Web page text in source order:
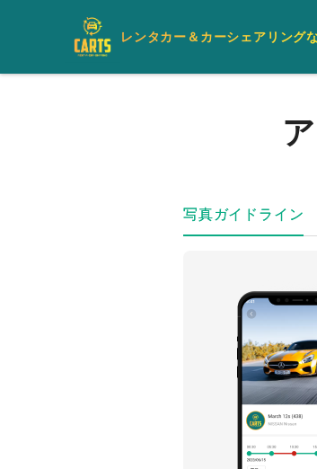
レンタカー＆カーシェアリング
写真ガイドライン